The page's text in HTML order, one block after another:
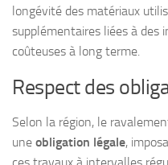
longévité des matériaux
supplémentaires liées à des
coûteuses à long terme.
Respect des
Selon la région, le
une obligation légale,